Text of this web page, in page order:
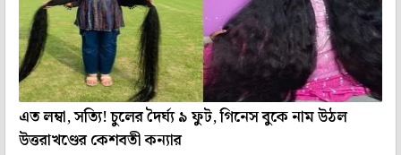
এত লম্বা, সত্যি! চুলের দৈর্ঘ্য ৯ ফুট, গিনেস বুকে নাম উঠল
উত্তরাখণ্ডের কেশবতী কন্যার